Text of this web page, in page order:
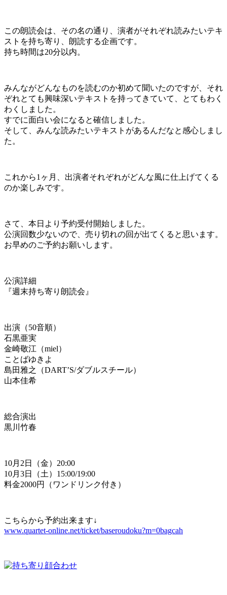
この朗読会は、その名の通り、演者がそれぞれ読みたいテキ
ストを持ち寄り、朗読する企画です。
持ち時間は20分以内。
みんながどんなものを読むのか初めて聞いたのですが、それ
ぞれとても興味深いテキストを持ってきていて、とてもわく
わくしました。
すでに面白い会になると確信しました。
そして、みんな読みたいテキストがあるんだなと感心しまし
た。
これから1ヶ月、出演者それぞれがどんな風に仕上げてくる
のか楽しみです。
さて、本日より予約受付開始しました。
公演回数少ないので、売り切れの回が出てくると思います。
お早めのご予約お願いします。
公演詳細
『週末持ち寄り朗読会』
出演（50音順）
石黒亜実
金崎敬江（miel）
ことばゆきよ
島田雅之（DART’S/ダブルスチール）
山本佳希
総合演出
黒川竹春
10月2日（金）20:00
10月3日（土）15:00/19:00
料金2000円（ワンドリンク付き）
こちらから予約出来ます↓
www.quartet-online.net/ticket/baseroudoku?m=0bagcah